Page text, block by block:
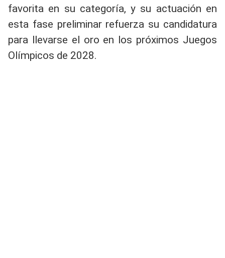
favorita en su categoría, y su actuación en
esta fase preliminar refuerza su candidatura
para llevarse el oro en los próximos Juegos
Olímpicos de 2028.